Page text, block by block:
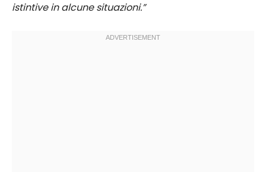
istintive in alcune situazioni.”